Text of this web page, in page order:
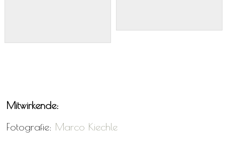
Mitwirkende:
Fotografie: Marco Kiechle